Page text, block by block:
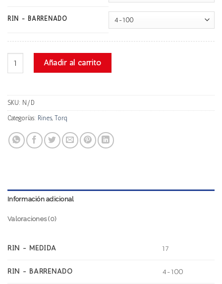
RIN - BARRENADO
Torq S397b cantidadAñadir al carrito
SKU: N/D
Categorías: Rines, Torq
Información adicional
Valoraciones (0)
RIN - MEDIDA 17
RIN - BARRENADO 4-100